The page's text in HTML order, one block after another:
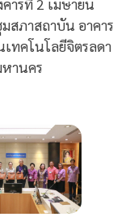
ารที่ 2 เมษายน
สภาสถาบัน อาคาร
ทคโนโลยีจิตรลดา
หานคร